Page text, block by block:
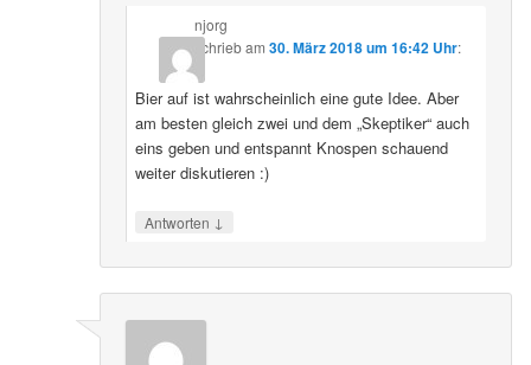
njorg
schriebam 30. März 2018 um 16:42 Uhr:
Bier auf ist wahrscheinlich eine gute Idee. Aber
am besten gleich zwei und dem „Skeptiker“ auch
eins geben und entspannt Knospen schauend
weiter diskutieren :)
Antworten ↓